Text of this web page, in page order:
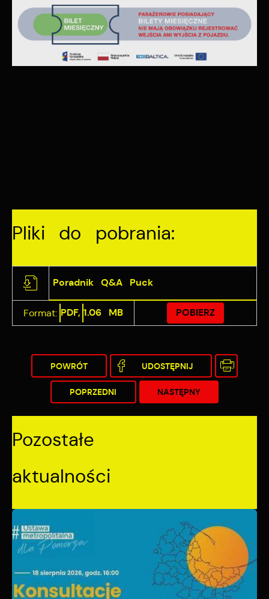
Pliki do pobrania:
Poradnik Q&A Puck
Format: PDF, 1.06 MB POBIERZ
POWRÓT UDOSTĘPNIJ
POPRZEDNI NASTĘPNY
Pozostałe
aktualności